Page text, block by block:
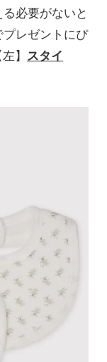
必要がないと
レゼントにぴ
左】 スタイ